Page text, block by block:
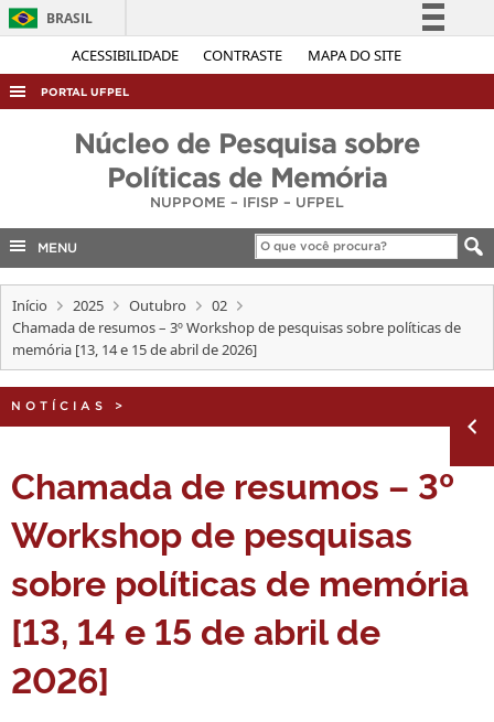
ACESSIBILIDADE CONTRASTE MAPA DO SITE
BRASIL
Simplifique!
Acesso à informação
Legislação
PORTAL UFPEL
ACESSO À INFORMAÇÃO
CONCURSOS
OUVIDORIA
TELEFONES
Núcleo de Pesquisa sobre
Políticas de Memória
NUPPOME – IFISP – UFPEL
MENU
Início 2025 Outubro
02
Chamada de resumos – 3º Workshop de pesquisas sobre políticas de
memória [13, 14 e 15 de abril de 2026]
NOTÍCIAS >
Chamada de resumos – 3º
Workshop de pesquisas
sobre políticas de memória
[13, 14 e 15 de abril de
2026]